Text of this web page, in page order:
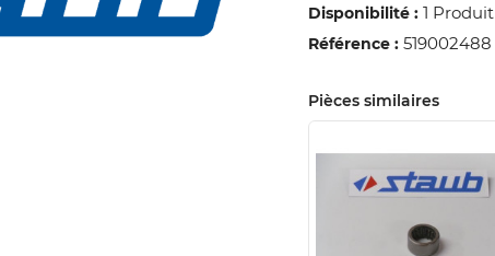
Disponibilité : 1 Produit
Référence : 519002488
Pièces similaires